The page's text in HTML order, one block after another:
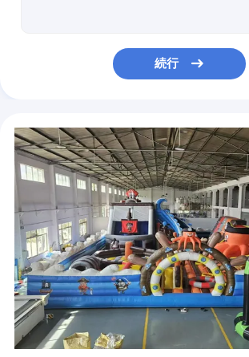
動物 テーマ 公園 遊び場 2つのスライドを持つ膨らま
ロキー・エアライン・スペース・テーマパーク 充気式
屋内遊び場 吹き飛ばし式 ジャンプ 城
オレンジキノコ様式 充電式城 充電式
続行